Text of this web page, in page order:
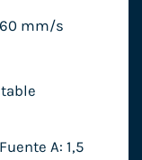
mm/s
A: 1,5